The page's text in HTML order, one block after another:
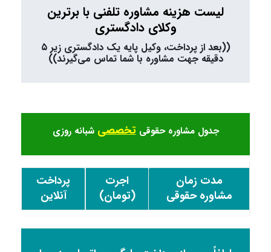
لیست هزینه مشاوره تلفنی با برترین
وکلای دادگستری
((بعد از پرداخت، وکیل پایه یک دادگستری زیر ۵
دقیقه جهت مشاوره با شما تماس می‌گیرند))
جدول مشاوره حقوقیتخصصی شبانه روزی
مدت زمان
مشاوره حقوقی
اجرت
(تومان)
پرداخت
آنلاین